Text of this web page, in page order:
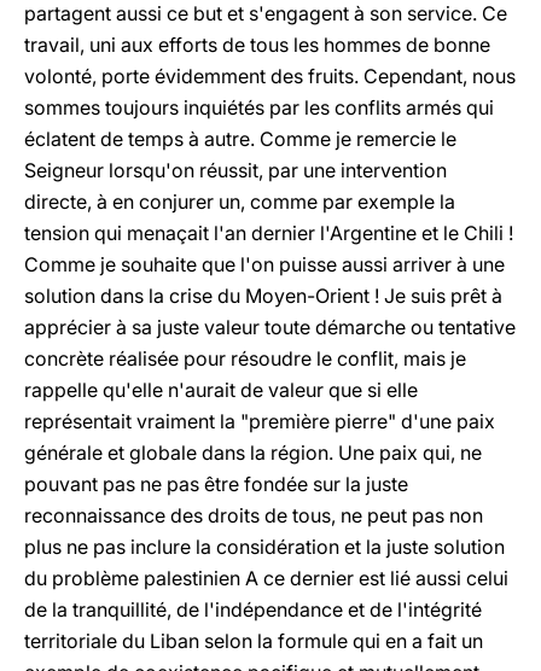
partagent aussi ce but et s'engagent à son service. Ce
travail, uni aux efforts de tous les hommes de bonne
volonté, porte évidemment des fruits. Cependant, nous
sommes toujours inquiétés par les conflits armés qui
éclatent de temps à autre. Comme je remercie le
Seigneur lorsqu'on réussit, par une intervention
directe, à en conjurer un, comme par exemple la
tension qui menaçait l'an dernier l'Argentine et le Chili !
Comme je souhaite que l'on puisse aussi arriver à une
solution dans la crise du Moyen-Orient ! Je suis prêt à
apprécier à sa juste valeur toute démarche ou tentative
concrète réalisée pour résoudre le conflit, mais je
rappelle qu'elle n'aurait de valeur que si elle
représentait vraiment la "première pierre" d'une paix
générale et globale dans la région. Une paix qui, ne
pouvant pas ne pas être fondée sur la juste
reconnaissance des droits de tous, ne peut pas non
plus ne pas inclure la considération et la juste solution
du problème palestinien A ce dernier est lié aussi celui
de la tranquillité, de l'indépendance et de l'intégrité
territoriale du Liban selon la formule qui en a fait un